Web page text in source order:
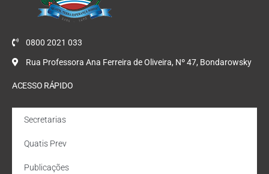
0800 2021 033
Rua Professora Ana Ferreira de Oliveira, Nº 47, Bondarowsky
ACESSO RÁPIDO
Secretarias
Quatis Prev
Publicações